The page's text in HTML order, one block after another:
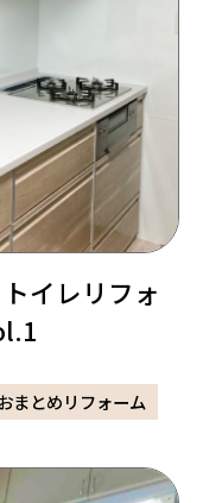
イレリフォ
まとめリフォーム